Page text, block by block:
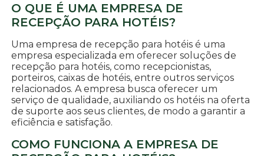
O QUE É UMA EMPRESA DE
RECEPÇÃO PARA HOTÉIS?
Uma empresa de recepção para hotéis é uma
empresa especializada em oferecer soluções de
recepção para hotéis, como recepcionistas,
porteiros, caixas de hotéis, entre outros serviços
relacionados. A empresa busca oferecer um
serviço de qualidade, auxiliando os hotéis na oferta
de suporte aos seus clientes, de modo a garantir a
eficiência e satisfação.
COMO FUNCIONA A EMPRESA DE